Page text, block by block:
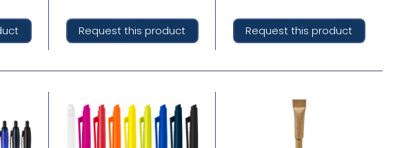
Request this product Request this product